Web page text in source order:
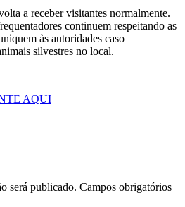
a receber visitantes normalmente.
continuem respeitando as
às autoridades caso
silvestres no local.
AQUI
será publicado. Campos obrigatórios